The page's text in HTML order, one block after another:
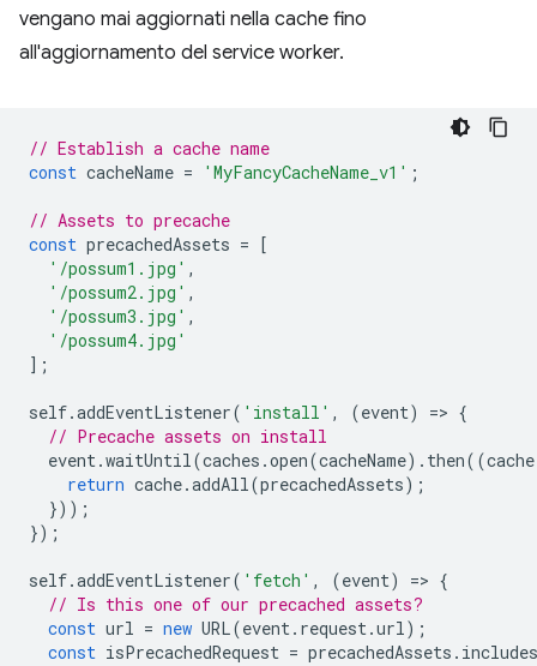
vengano mai aggiornati nella cache fino
all'aggiornamento del service worker.
// Establish a cache name
const cacheName = 'MyFancyCacheName_v1' ;
// Assets to precache
const precachedAssets =
[
'/possum1.jpg' ,
'/possum2.jpg' ,
'/possum3.jpg' ,
'/possum4.jpg'
];
self.addEventListener( 'install' , (event) => {
// Precache assets on install
event.waitUntil(caches .open(cacheName). then((cache
return cache.addAll(precachedAssets);
}));
});
self.addEventListener( 'fetch' , (event) => {
// Is this one of our precached assets?
const url = new URL(event. request.url);
const isPrecachedRequest = precachedAssets . includes